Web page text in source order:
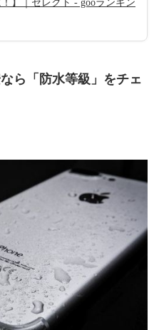
】｜セレクト - gooランキン
ら「防水等級」をチェ